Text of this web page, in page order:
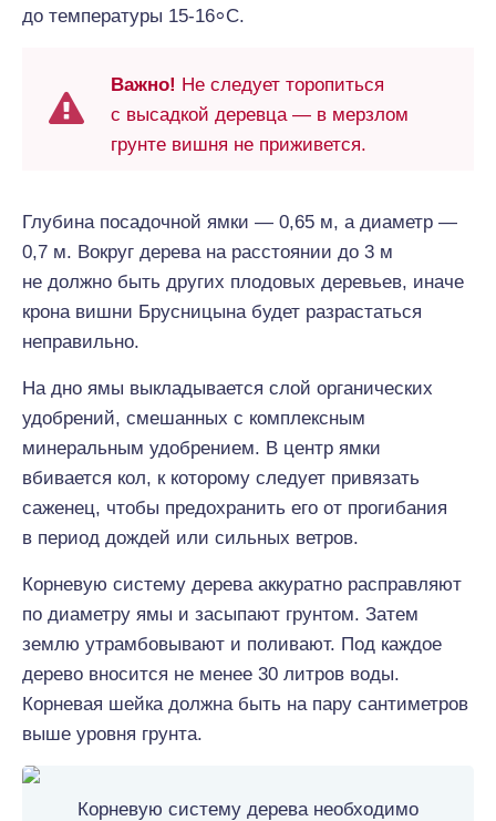
до температуры 15-16⸰С.
Важно! Не следует торопиться
с высадкой деревца — в мерзлом
грунте вишня не приживется.
Глубина посадочной ямки — 0,65 м, а диаметр —
0,7 м. Вокруг дерева на расстоянии до 3 м
не должно быть других плодовых деревьев, иначе
крона вишни Брусницына будет разрастаться
неправильно.
На дно ямы выкладывается слой органических
удобрений, смешанных с комплексным
минеральным удобрением. В центр ямки
вбивается кол, к которому следует привязать
саженец, чтобы предохранить его от прогибания
в период дождей или сильных ветров.
Корневую систему дерева аккуратно расправляют
по диаметру ямы и засыпают грунтом. Затем
землю утрамбовывают и поливают. Под каждое
дерево вносится не менее 30 литров воды.
Корневая шейка должна быть на пару сантиметров
выше уровня грунта.
Корневую систему дерева необходимо